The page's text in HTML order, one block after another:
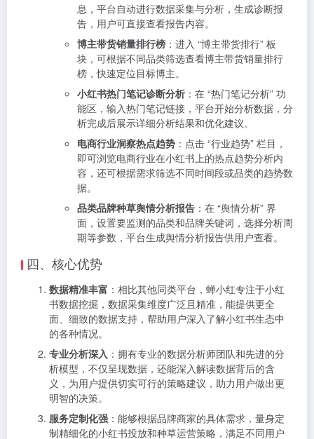
息，平台自动进行数据采集与分析，生成诊断报
告，用户可直接查看报告内容。
博主带货销量排行榜 ：进入 “博主带货排行” 板
块，可根据不同品类筛选查看博主带货销量排行
榜，快速定位目标博主。
小红书热门笔记诊断分析 ：在 “热门笔记分析” 功
能区，输入热门笔记链接，平台开始分析数据，分
析完成后展示详细分析结果和优化建议。
电商行业洞察热点趋势 ：点击 “行业趋势” 栏目，
即可浏览电商行业在小红书上的热点趋势分析内
容，还可根据需求筛选不同时间段或品类的趋势数
据。
品类品牌种草舆情分析报告 ：在 “舆情分析” 界
面，设置要监测的品类和品牌关键词，选择分析周
期等参数，平台生成舆情分析报告供用户查看。
四、核心优势
数据精准丰富 ：相比其他同类平台，蝉小红专注于小红
书数据挖掘，数据采集维度广泛且精准，能提供更全
面、细致的数据支持，帮助用户深入了解小红书生态中
的各种情况。
专业分析深入 ：拥有专业的数据分析师团队和先进的分
析模型，不仅呈现数据，还能深入解读数据背后的含
义，为用户提供切实可行的策略建议，助力用户做出更
明智的决策。
服务定制化强 ：能够根据品牌商家的具体需求，量身定
制精细化的小红书投放和种草运营策略，满足不同用户